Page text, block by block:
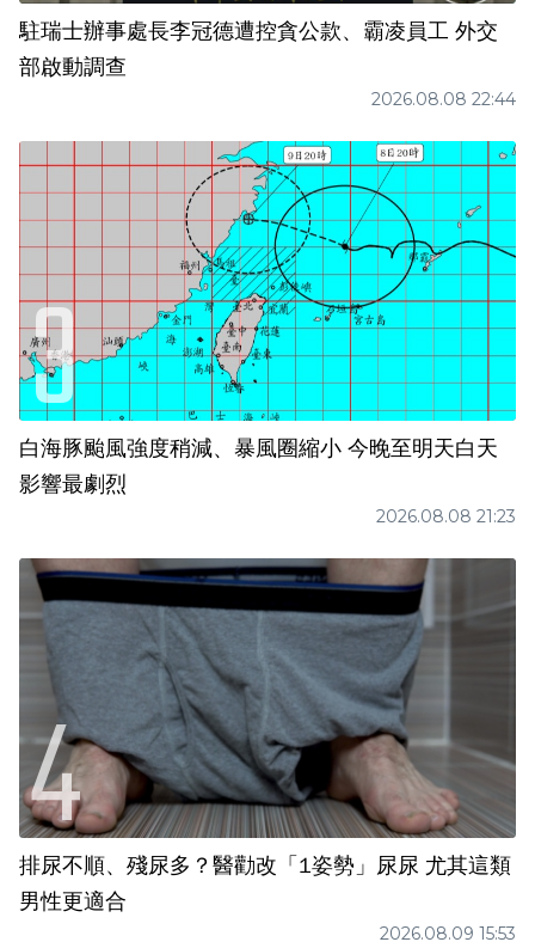
駐瑞士辦事處長李冠德遭控貪公款、霸凌員工 外交
部啟動調查
2026.08.08 22:44
白海豚颱風強度稍減、暴風圈縮小 今晚至明天白天
影響最劇烈
2026.08.08 21:23
排尿不順、殘尿多？醫勸改「1姿勢」尿尿 尤其這類
男性更適合
2026.08.09 15:53